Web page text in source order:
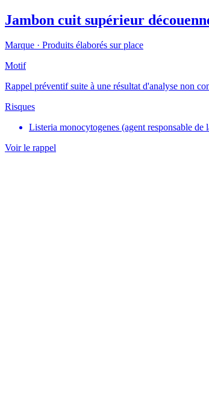
Jambon cuit supérieur
Marque · Produits élaborés sur place
Motif
Rappel préventif suite à une résultat d'analyse non
Risques
Listeria monocytogenes (agent responsable
Voir le rappel